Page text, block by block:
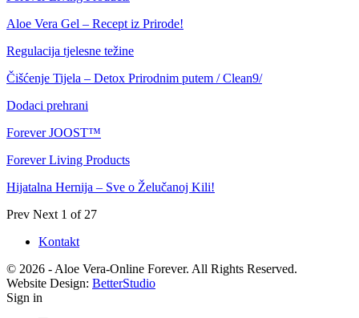
Aloe Vera Gel – Recept iz Prirode!
Regulacija tjelesne težine
Čišćenje Tijela – Detox Prirodnim putem / Clean9/
Dodaci prehrani
Forever JOOST™
Forever Living Products
Hijatalna Hernija – Sve o Želučanoj Kili!
Prev Next 1 of 27
Kontakt
© 2026 - Aloe Vera-Online Forever. All Rights Reserved.
Website Design: BetterStudio
Sign in